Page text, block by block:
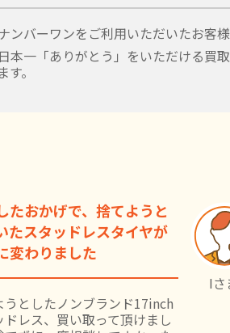
ンバーワンをご利用いただいたお客
本一「ありがとう」をいただける買
。
たおかげで、捨てようと
たスタッドレスタイヤが
変わりました
うとしたノンブランド17inch
ドレス、買い取って頂けまし
Iさ